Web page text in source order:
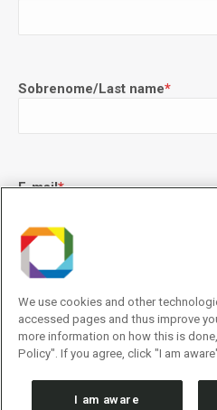
Sobrenome/Last name*
E-mail*
Concordo com os termos de uso
Privacidade
/I agree to the terms
Policy.
We use cookies and other
accessed pages and thus improve
more information on how this is
Policy". If you agree, click "I am
I am aware